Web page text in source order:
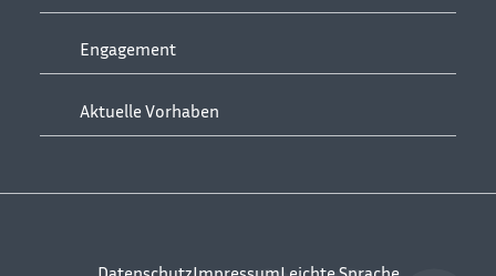
Engagement
Aktuelle Vorhaben